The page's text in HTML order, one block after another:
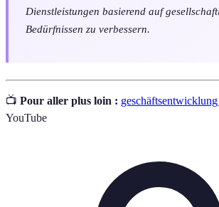
Dienstleistungen basierend auf
Bedürfnissen zu verbessern.
📺 Pour aller plus loin :
YouTube